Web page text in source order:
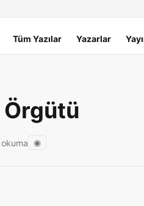
Tüm Yazılar Yazarlar
Örgütü
◉